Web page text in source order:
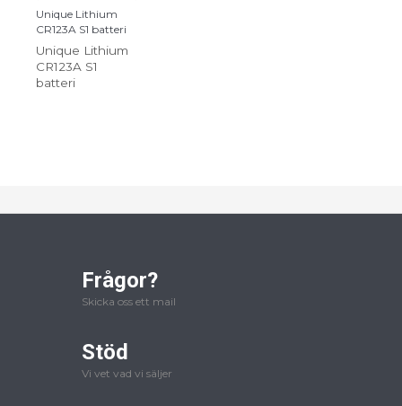
Unique Lithium
CR123A S1 batteri
Unique Lithium
CR123A S1
batteri
Frågor?
Skicka oss ett mail
Stöd
Vi vet vad vi säljer